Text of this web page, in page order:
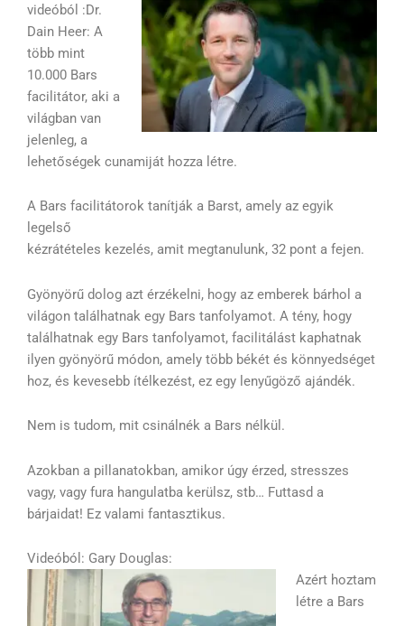
videóból :Dr.
Dain Heer: A
több mint
10.000 Bars
facilitátor, aki a
világban van
jelenleg, a
lehetőségek cunamiját hozza létre.
A Bars facilitátorok tanítják a Barst, amely az egyik
legelső
kézrátételes kezelés, amit megtanulunk, 32 pont a fejen.
Gyönyörű dolog azt érzékelni, hogy az emberek bárhol a
világon találhatnak egy Bars tanfolyamot. A tény, hogy
találhatnak egy Bars tanfolyamot, facilitálást kaphatnak
ilyen gyönyörű módon, amely több békét és könnyedséget
hoz, és kevesebb ítélkezést, ez egy lenyűgöző ajándék.
Nem is tudom, mit csinálnék a Bars nélkül.
Azokban a pillanatokban, amikor úgy érzed, stresszes
vagy, vagy fura hangulatba kerülsz, stb… Futtasd a
bárjaidat! Ez valami fantasztikus.
Videóból: Gary Douglas:
Azért hoztam
létre a Bars